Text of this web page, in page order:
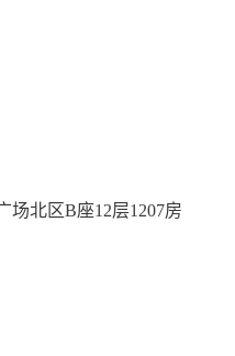
公司
门广场北区B座